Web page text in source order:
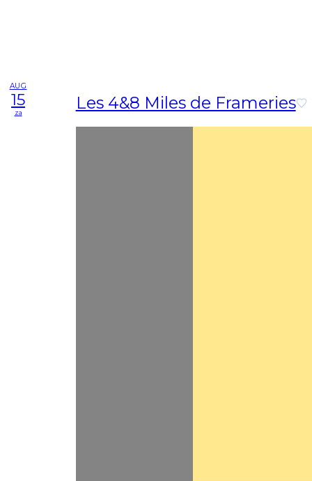
AUG
15
za Les 4&8 Miles de Frameries